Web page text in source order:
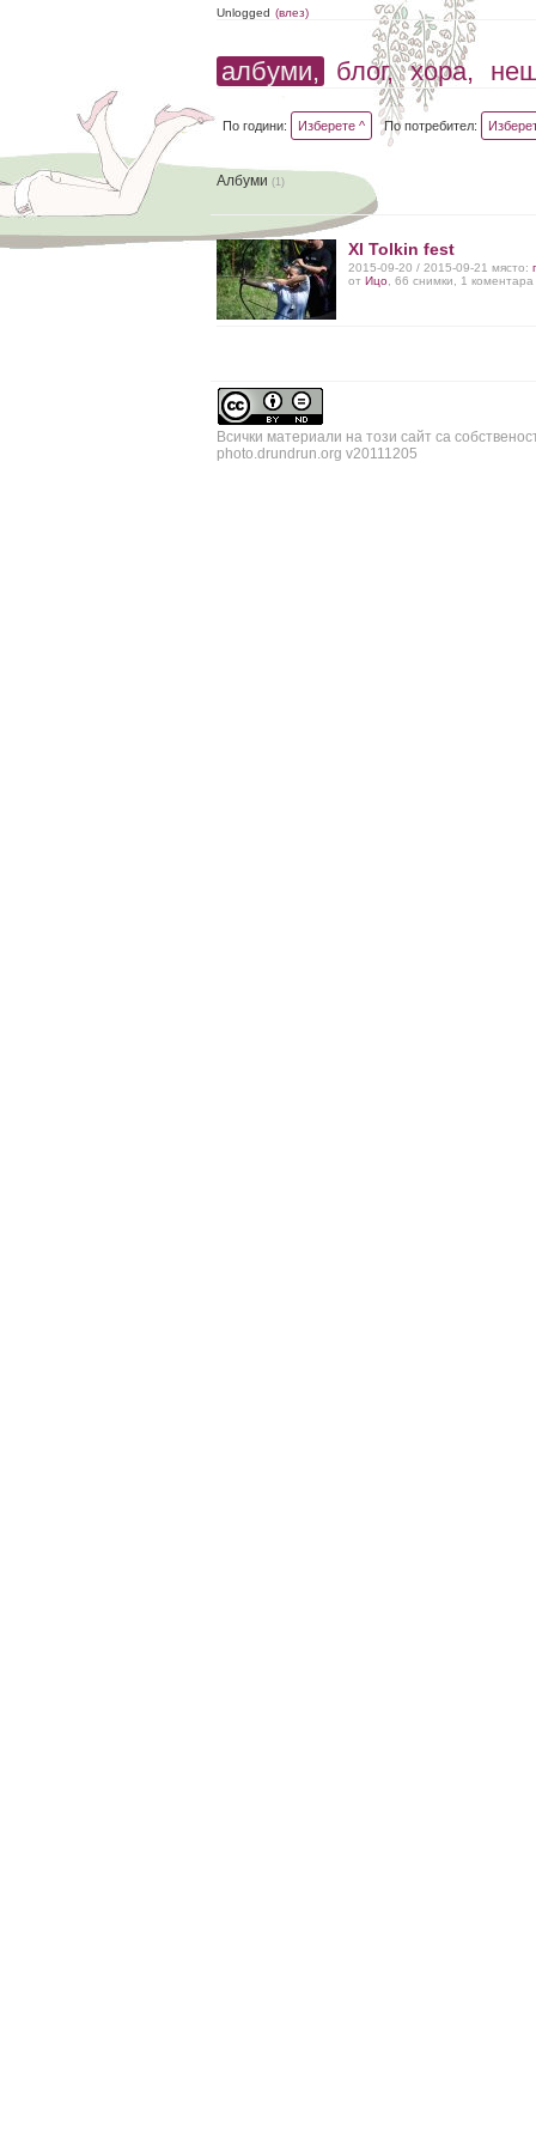
Unlogged (влез)
албуми, блог, хора,
По години: Изберете ^ По потребител:
Албуми(1)
XI Tolkin fest
2015-09-20 / 2015-09-21 място:
отИцо , 66 снимки, 1 коментара
Всички материали на този сайт са
photo.drundrun.org v20111205